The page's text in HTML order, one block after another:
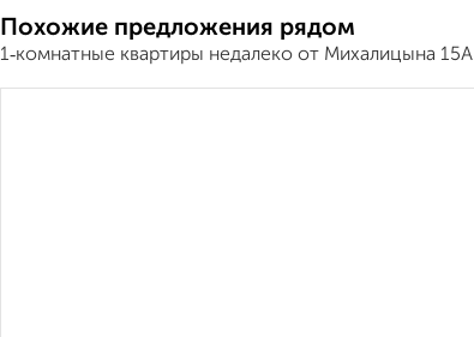
Похожие предложения рядом
1‑комнатные квартиры недалеко от Михалицына 15А